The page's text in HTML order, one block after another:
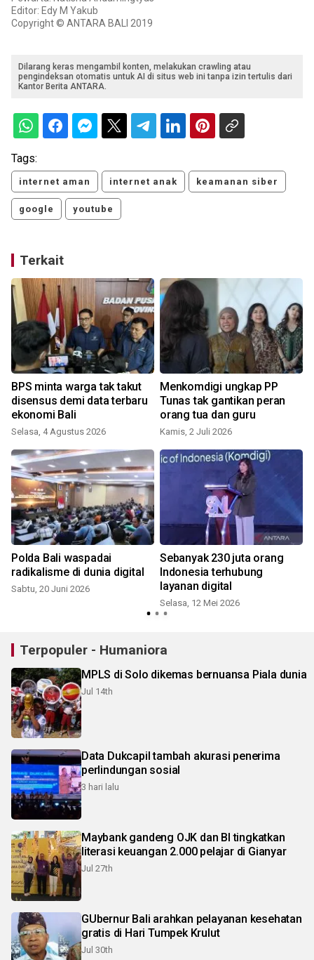
Editor: Edy M Yakub
Copyright © ANTARA BALI 2019
Dilarang keras mengambil konten, melakukan crawling atau
pengindeksan otomatis untuk AI di situs web ini tanpa izin tertulis dari
Kantor Berita ANTARA.
Tags:
internet aman internet anak keamanan siber
google youtube
Terkait
BPS minta warga tak takut
disensus demi data terbaru
ekonomi Bali
Selasa, 4 Agustus 2026
Menkomdigi ungkap PP
Tunas tak gantikan peran
orang tua dan guru
Kamis, 2 Juli 2026
Polda Bali waspadai
radikalisme di dunia digital
Sabtu, 20 Juni 2026
Sebanyak 230 juta orang
Indonesia terhubung
layanan digital
Selasa, 12 Mei 2026
Terpopuler - Humaniora
MPLS di Solo dikemas bernuansa Piala dunia
Jul 14th
Data Dukcapil tambah akurasi penerima
perlindungan sosial
3 hari lalu
Maybank gandeng OJK dan BI tingkatkan
literasi keuangan 2.000 pelajar di Gianyar
Jul 27th
GUbernur Bali arahkan pelayanan kesehatan
gratis di Hari Tumpek Krulut
Jul 30th